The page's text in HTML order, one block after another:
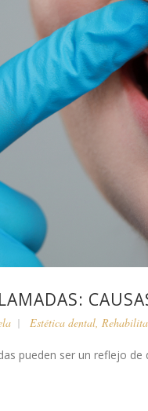
Estética dental,
pueden ser un reflejo